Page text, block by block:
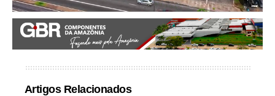
Artigos Relacionados